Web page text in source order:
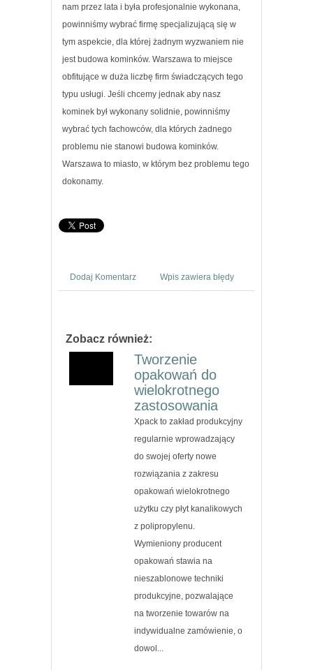
nam przez lata i była profesjonalnie wykonana,
powinniśmy wybrać firmę specjalizującą się w
tym aspekcie, dla której żadnym wyzwaniem nie
jest budowa kominków. Warszawa to miejsce
obfitujące w duża liczbę firm świadczących tego
typu usługi. Jeśli chcemy jednak aby nasz
kominek był wykonany solidnie, powinniśmy
wybrać tych fachowców, dla których żadnego
problemu nie stanowi budowa kominków.
Warszawa to miasto, w którym bez problemu tego
dokonamy.
Dodaj Komentarz Wpis zawiera błędy
Zobacz również:
Tworzenie
opakowań do
wielokrotnego
zastosowania
Xpack to zakład produkcyjny
regularnie wprowadzający
do swojej oferty nowe
rozwiązania z zakresu
opakowań wielokrotnego
użytku czy płyt kanalikowych
z polipropylenu.
Wymieniony producent
opakowań stawia na
nieszablonowe techniki
produkcyjne, pozwalające
na tworzenie towarów na
indywidualne zamówienie, o
dowol...